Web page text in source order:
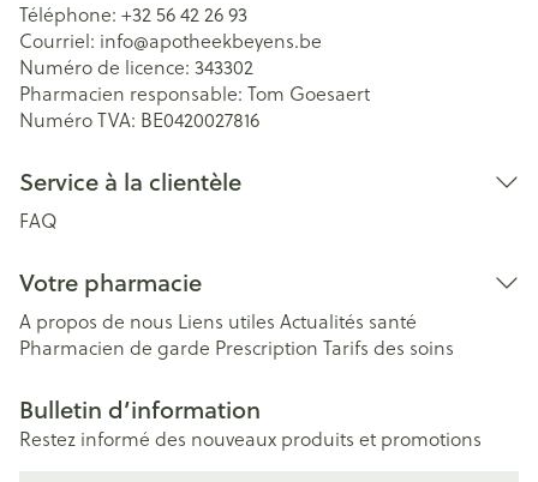
Téléphone: +32 56 42 26 93
Courriel: info@apotheekbeyens.be
Numéro de licence: 343302
Pharmacien responsable: Tom Goesaert
Numéro TVA: BE0420027816
Service à la clientèle
FAQ
Votre pharmacie
A propos de nous Liens utiles Actualités santé
Pharmacien de garde Prescription Tarifs des soins
Bulletin d’information
Restez informé des nouveaux produits et promotions